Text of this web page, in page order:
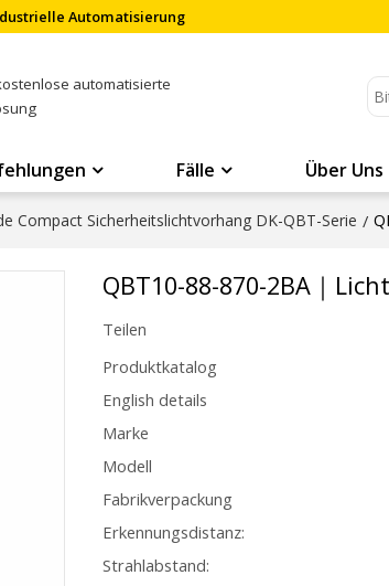
Automatisierung
automatisierte
Fälle Über Uns
Compact Sicherheitslichtvorhang DK-QBT-Serie /
QBT10-88-870-2BA｜
Teilen
Produktkatalog
English details
Marke
Modell
Fabrikverpackung
Erkennungsdistanz:
Strahlabstand: